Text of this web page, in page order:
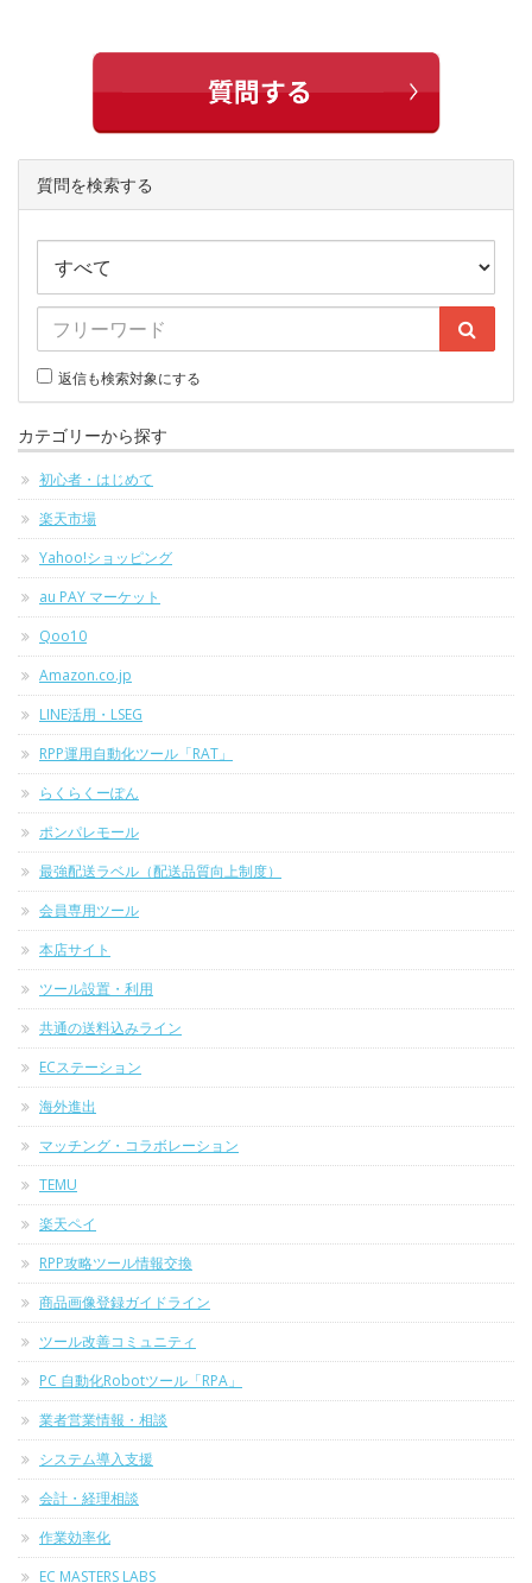
質問を検索する
返信も検索対象にする
カテゴリーから探す
初心者・はじめて
楽天市場
Yahoo!ショッピング
au PAY マーケット
Qoo10
Amazon.co.jp
LINE活用・LSEG
RPP運用自動化ツール「RAT」
らくらくーぽん
ポンパレモール
最強配送ラベル（配送品質向上制度）
会員専用ツール
本店サイト
ツール設置・利用
共通の送料込みライン
ECステーション
海外進出
マッチング・コラボレーション
TEMU
楽天ペイ
RPP攻略ツール情報交換
商品画像登録ガイドライン
ツール改善コミュニティ
PC 自動化Robotツール「RPA」
業者営業情報・相談
システム導入支援
会計・経理相談
作業効率化
EC MASTERS LABS